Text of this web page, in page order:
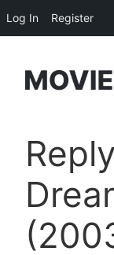
Log In Register